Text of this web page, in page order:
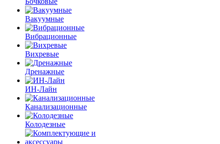
Вакуумные
Вибрационные
Вихревые
Дренажные
ИН-Лайн
Канализационные
Колодезные